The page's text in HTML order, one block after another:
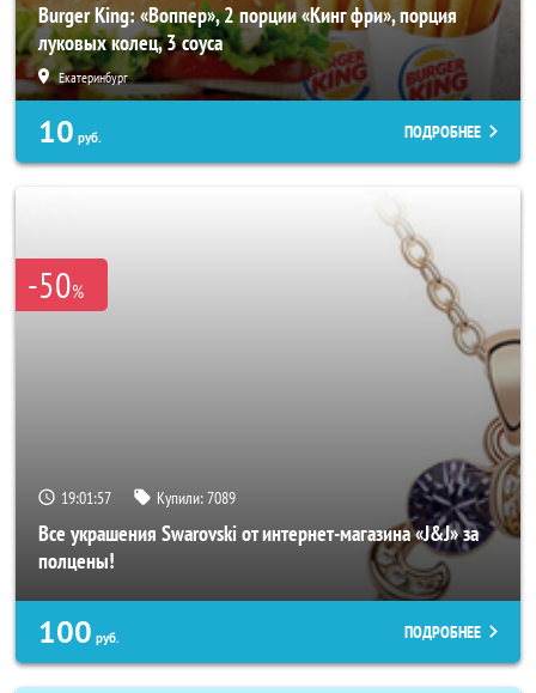
Burger King: «Воппер», 2 порции «Кинг фри», порция
луковых колец, 3 соуса
Екатеринбург
10 руб. ПОДРОБНЕЕ
-50%
19:01:53 Купили:7089
Все украшения Swarovski от интернет-магазина «J&J» за
полцены!
100 руб. ПОДРОБНЕЕ